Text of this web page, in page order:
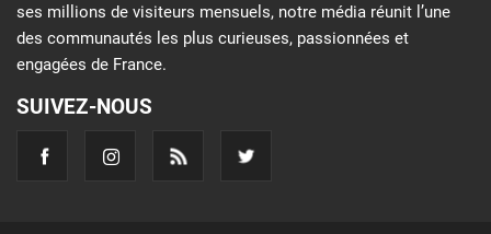
ses millions de visiteurs mensuels, notre média réunit l’une
des communautés les plus curieuses, passionnées et
engagées de France.
SUIVEZ-NOUS